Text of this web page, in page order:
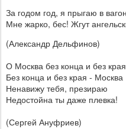
За годом год, я прыгаю в
Мне жарко, бес! Жгут
(Александр Дельфинов)
О Москва без конца и без края
Без конца и без края - Москва
Ненавижу тебя, презираю
Недостойна ты даже плевка!
(Сергей Ануфриев)